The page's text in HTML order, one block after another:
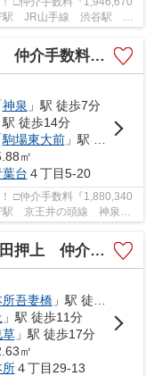
寄駅 JR山手線 渋谷駅 徒
15万円現金プレゼント中
神泉 」駅 徒歩7分
駅 徒歩14分
駒場東大前」駅 徒歩12分
㎡
台 ４丁目5-20
□仲介手数料『1,880,340
駅 京王井の頭線 神泉
＋15万円現金プレゼント中
所吾妻橋」駅 徒歩8分
」駅 徒歩11分
草」駅 徒歩17分
㎡
４丁目29-13